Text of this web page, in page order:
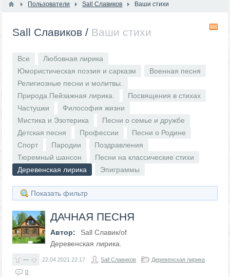
Пользователи Sall Славиков Ваши стихи
Sall Славиков / Ваши стихи
Все
Любовная лирика
Юмористическая поэзия и сарказм
Военная песня
Религиозные песни и молитвы.
Природа.Пейзажная лирика.
Посвящения в стихах
Частушки
Философия жизни
Мистика и Эзотерика
Песни о семье и дружбе
Детская песня
Профессии
Песни о Родине
Спорт
Пародии
Поздравления
Тюремный шансон
Песни на классические стихи
Деревенская лирика
Эпиграммы
Показать фильтр
ДАЧНАЯ ПЕСНЯ
Автор:
Sall Славик/оf
Деревенская лирика.
— 22.04.202122:17 Sall Славиков
Деревенская лирика
0